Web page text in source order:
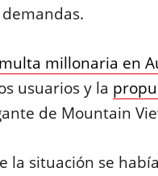
multa millonaria en
usuarios y la
de Mountain
la situación se